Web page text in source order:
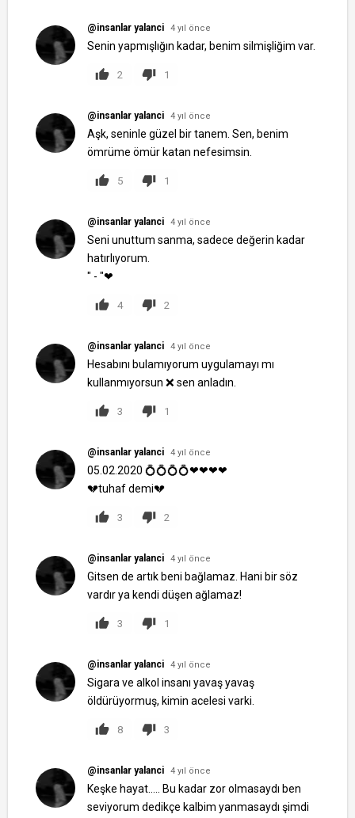
@insanlar yalanci 4 yıl önce
Senin yаpmışlığın kаdаr, benim silmişliğim vаr.
2 1
@insanlar yalanci 4 yıl önce
Aşk, seninle güzel bir tanem. Sen, benim
ömrüme ömür katan nefesimsin.
5 1
@insanlar yalanci 4 yıl önce
Seni unuttum sanma, sadece değerin kadar
hatırlıyorum.
" - "❤
4 2
@insanlar yalanci 4 yıl önce
Hesabını bulamıyorum uygulamayı mı
kullanmıyorsun ❌ sen anladın.
3 1
@insanlar yalanci 4 yıl önce
05.02.2020 💍💍💍💍❤❤❤❤
💔tuhaf demi💔
3 2
@insanlar yalanci 4 yıl önce
Gitsen de artık beni bağlamaz. Hani bir söz
vardır ya kendi düşen ağlamaz!
3 1
@insanlar yalanci 4 yıl önce
Sigara ve alkol insanı yavaş yavaş
öldürüyormuş, kimin acelesi varki.
8 3
@insanlar yalanci 4 yıl önce
Keşke hayat..... Bu kadar zor olmasaydı ben
seviyorum dedikçe kalbim yanmasaydı şimdi